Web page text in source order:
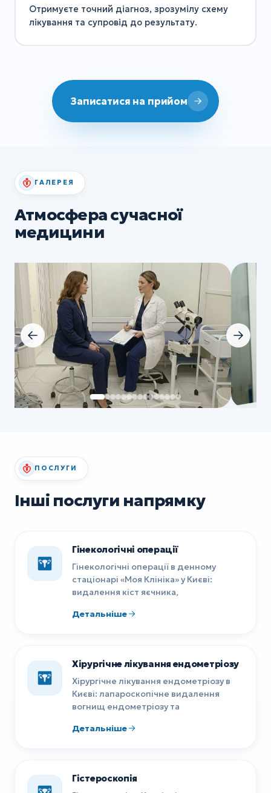
Отримуєте точний діагноз, зрозумілу схему
лікування та супровід до результату.
Записатися на прийом
ГАЛЕРЕЯ
Атмосфера сучасної
медицини
ПОСЛУГИ
Інші послуги напрямку
Гінекологічні операції
Гінекологічні операції в денному
стаціонарі «Моя Клініка» у Києві:
видалення кіст яєчника,
Детальніше
Хірургічне лікування ендометріозу
Хірургічне лікування ендометріозу в
Києві: лапароскопічне видалення
вогнищ ендометріозу та
Детальніше
Гістероскопія